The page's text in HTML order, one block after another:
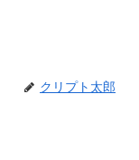
クリプト太郎